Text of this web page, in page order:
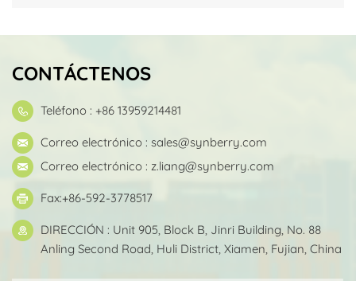
CONTÁCTENOS
Teléfono : +86 13959214481
Correo electrónico : sales@synberry.com
Correo electrónico : z.liang@synberry.com
Fax:+86-592-3778517
DIRECCIÓN : Unit 905, Block B, Jinri Building, No. 88
Anling Second Road, Huli District, Xiamen, Fujian, China